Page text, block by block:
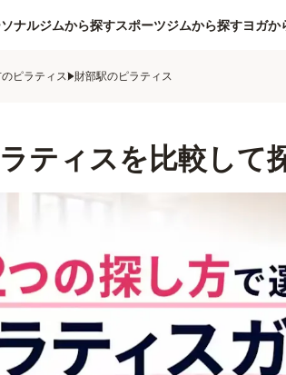
ナルジムから探すスポーツジムから探すヨガか
ピラティス 財部駅のピラティス
ティスを比較して